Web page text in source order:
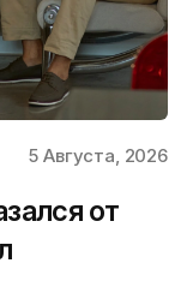
5 Августа, 2026
от